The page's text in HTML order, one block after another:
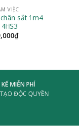
VIỆC
sắt 1m4
₫
MIỄN PHÍ
ĐỘC QUYỀN